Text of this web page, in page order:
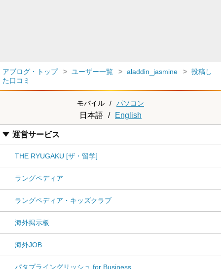
アブログ・トップ ユーザー一覧 aladdin_jasmine
投稿し
た口コミ
モバイル / パソコン
日本語 / English
運営サービス
THE RYUGAKU [ザ・留学]
ラングペディア
ラングペディア・キッズクラブ
海外掲示板
海外JOB
パタプライングリッシュ for Business